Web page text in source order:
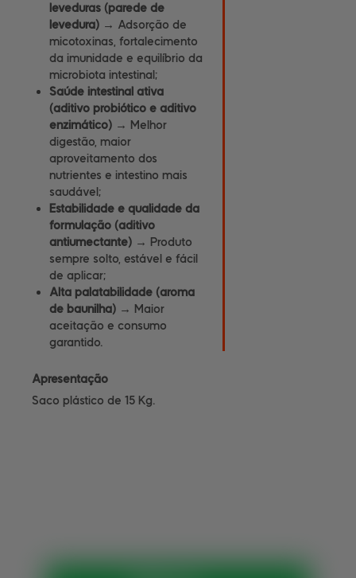
leveduras (parede de
levedura) → Adsorção de
micotoxinas, fortalecimento
da imunidade e equilíbrio da
microbiota intestinal;
Saúde intestinal ativa
(aditivo probiótico e aditivo
enzimático) → Melhor
digestão, maior
aproveitamento dos
nutrientes e intestino mais
saudável;
Estabilidade e qualidade da
formulação (aditivo
antiumectante) → Produto
sempre solto, estável e fácil
de aplicar;
Alta palatabilidade (aroma
de baunilha) → Maior
aceitação e consumo
garantido.
Apresentação
Saco plástico de 15 Kg.